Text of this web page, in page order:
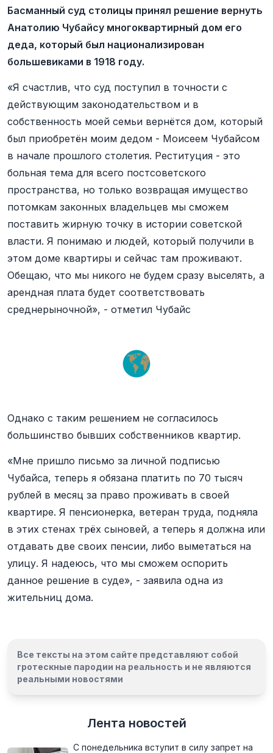
Басманный суд столицы принял решение вернуть
Анатолию Чубайсу многоквартирный дом его
деда, который был национализирован
большевиками в 1918 году.
«Я счастлив, что суд поступил в точности с
действующим законодательством и в
собственность моей семьи вернётся дом, который
был приобретён моим дедом - Моисеем Чубайсом
в начале прошлого столетия. Реституция - это
больная тема для всего постсоветского
пространства, но только возвращая имущество
потомкам законных владельцев мы сможем
поставить жирную точку в истории советской
власти. Я понимаю и людей, который получили в
этом доме квартиры и сейчас там проживают.
Обещаю, что мы никого не будем сразу выселять, а
арендная плата будет соответствовать
среднерыночной», - отметил Чубайс
Однако с таким решением не согласилось
большинство бывших собственников квартир.
«Мне пришло письмо за личной подписью
Чубайса, теперь я обязана платить по 70 тысяч
рублей в месяц за право проживать в своей
квартире. Я пенсионерка, ветеран труда, подняла
в этих стенах трёх сыновей, а теперь я должна или
отдавать две своих пенсии, либо выметаться на
улицу. Я надеюсь, что мы сможем оспорить
данное решение в суде», - заявила одна из
жительниц дома.
Все тексты на этом сайте представляют собой
гротескные пародии на реальность и не являются
реальными новостями
Лента новостей
С понедельника вступит в силу запрет на